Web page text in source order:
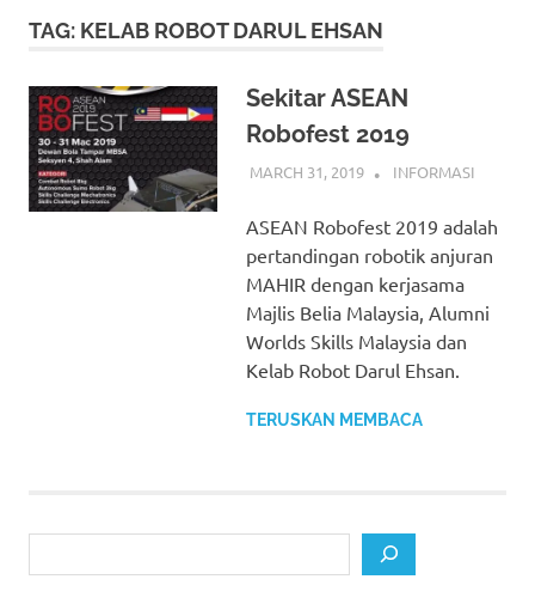
TAG: KELAB ROBOT DARUL EHSAN
Sekitar ASEAN
Robofest 2019
MARCH 31, 2019 IDRIS
INFORMASI
ASEAN Robofest 2019 adalah
pertandingan robotik anjuran
MAHIR dengan kerjasama
Majlis Belia Malaysia, Alumni
Worlds Skills Malaysia dan
Kelab Robot Darul Ehsan.
TERUSKAN MEMBACA